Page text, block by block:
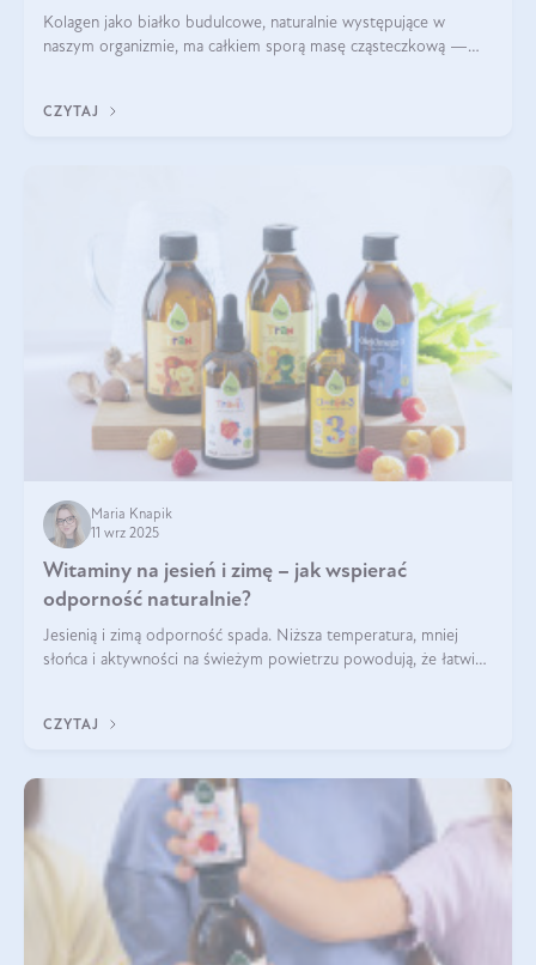
Kolagen jako białko budulcowe, naturalnie występujące w
naszym organizmie, ma całkiem sporą masę cząsteczkową —
bardziej biodostępny
CZYTAJ
Maria Knapik
11 wrz 2025
Witaminy na jesień i zimę – jak wspierać
odporność naturalnie?
Jesienią i zimą odporność spada. Niższa temperatura, mniej
słońca i aktywności na świeżym powietrzu powodują, że łatwiej
suplementować jesienią i zimą?
CZYTAJ